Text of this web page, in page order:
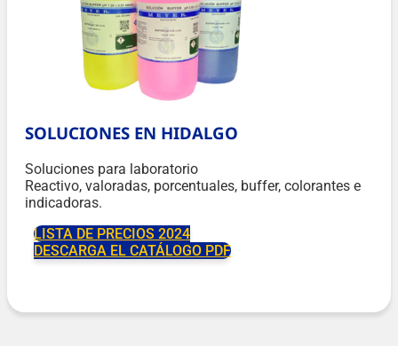
SOLUCIONES EN HIDALGO
Soluciones para laboratorio
Reactivo, valoradas, porcentuales, buffer, colorantes e
indicadoras.
LISTA DE PRECIOS 2024
DESCARGA EL CATÁLOGO PDF